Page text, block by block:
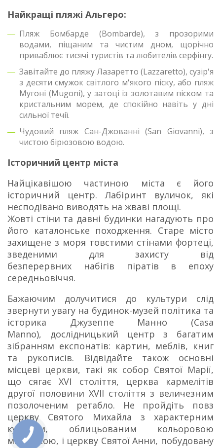
Найкращі пляжі Альгеро:
Пляж Бомбарде (Bombarde), з прозорими
водами, піщаним та чистим дном, щорічно
приваблює тисячі туристів та любителів серфінгу.
Завітайте до пляжу Лазаретто (Lazzaretto), сузір'я
з десяти смужок світлого м'якого піску, або пляж
Мугоні (Mugoni), у затоці із золотавим піском та
кристальним морем, де спокійно навіть у дні
сильної течії.
Чудовий пляж Сан-Джованні (San Giovanni), з
чистою бірюзовою водою.
Історичний центр міста
Найцікавішою частиною міста є його
історичний центр. Лабіринт вуличок, які
несподівано виводять на жваві площі.
Жовті стіни та давні будинки нагадують про
його каталонське походження. Старе місто
захищене з моря товстими стінами фортеці,
зведеними для захисту від
безперервних набігів піратів в епоху
середньовіччя.
Бажаючим долучитися до культури слід
звернути увагу на будинок-музей політика та
історика Джузеппе Манно (Casa
Manno), дослідницький центр з багатим
зібранням експонатів: картин, меблів, книг
та рукописів. Відвідайте також основні
місцеві церкви, такі як собор Святої Марії,
що сягає XVI століття, церква кармелітів
другої половини XVII століття з величезним
позолоченим ретабло. Не пройдіть повз
церкву Святого Михайла з характерним
куполом, облицьованим кольоровою
майолікою, і церкву Святої Анни, побудовану